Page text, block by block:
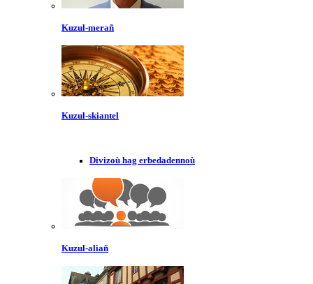
Kuzul-merañ
Kuzul-skiantel
Divizoù hag erbedadennoù
Kuzul-aliañ